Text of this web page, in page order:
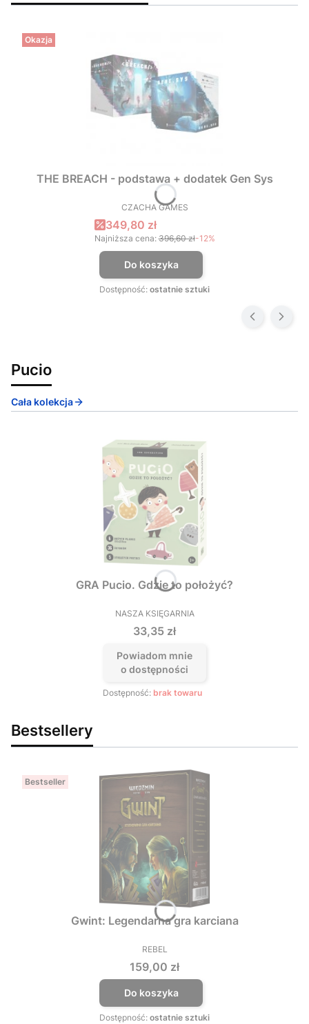
Okazja
THE BREACH - podstawa + dodatek Gen Sys
PRODUCENT
CZACHA GAMES
Cena promocyjna
349,80 zł
Najniższa cena: 396,60 zł-12%
Do koszyka
Dostępność: ostatnie sztuki
Pucio
Cała kolekcja
GRA Pucio. Gdzie to położyć?
PRODUCENT
NASZA KSIĘGARNIA
Cena
33,35 zł
Powiadom mnie
o dostępności
Dostępność: brak towaru
Bestsellery
Bestseller
Gwint: Legendarna gra karciana
PRODUCENT
REBEL
Cena
159,00 zł
Do koszyka
Dostępność: ostatnie sztuki